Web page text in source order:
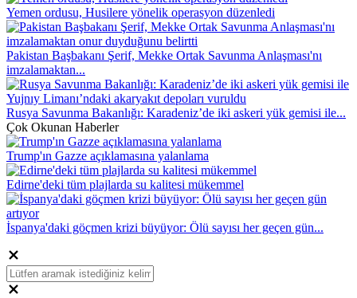
Yemen ordusu, Husilere yönelik operasyon düzenledi
Pakistan Başbakanı Şerif, Mekke Ortak Savunma Anlaşması'nı
imzalamaktan...
Rusya Savunma Bakanlığı: Karadeniz’de iki askeri yük gemisi ile...
Çok Okunan Haberler
Trump'ın Gazze açıklamasına yalanlama
Edirne'deki tüm plajlarda su kalitesi mükemmel
İspanya'daki göçmen krizi büyüyor: Ölü sayısı her geçen gün...